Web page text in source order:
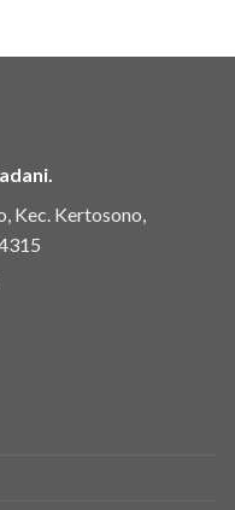
Kec. Kertosono,